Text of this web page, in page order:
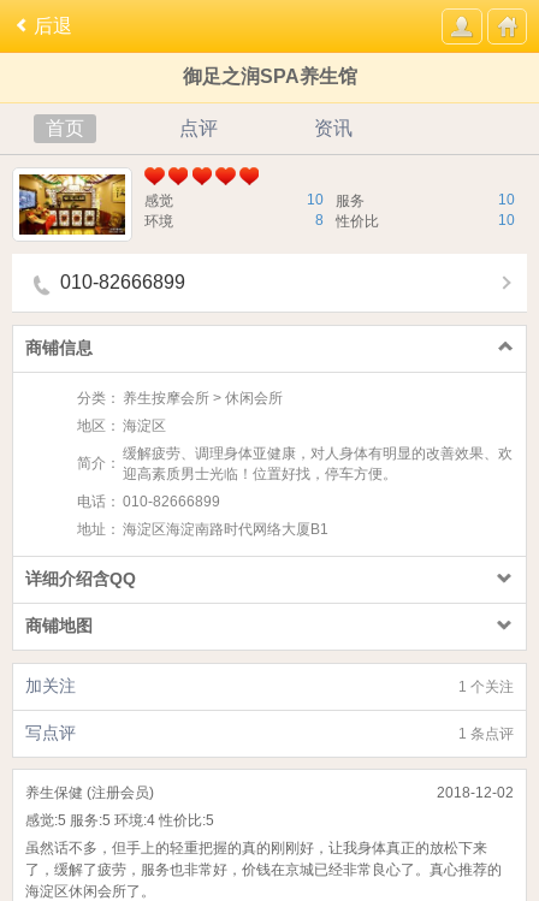
后退
御足之润SPA养生馆
首页 点评 资讯
10
感觉 10
服务
8
环境 10
性价比
010-82666899
商铺信息
分类： 养生按摩会所 > 休闲会所
地区： 海淀区
简介：
缓解疲劳、调理身体亚健康，对人身体有明显的改善效果、欢
迎高素质男士光临！位置好找，停车方便。
电话： 010-82666899
地址： 海淀区海淀南路时代网络大厦B1
详细介绍含QQ
商铺地图
1 个关注
加关注
1 条点评
写点评
2018-12-02
养生保健 (注册会员)
感觉:5 服务:5 环境:4 性价比:5
虽然话不多，但手上的轻重把握的真的刚刚好，让我身体真正的放松下来
了，缓解了疲劳，服务也非常好，价钱在京城已经非常良心了。真心推荐的
海淀区休闲会所了。